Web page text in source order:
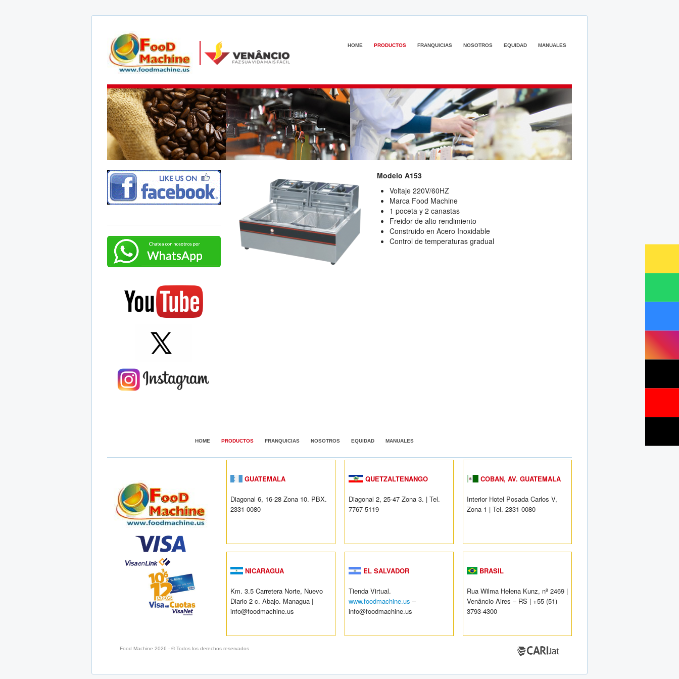
HOME PRODUCTOS FRANQUICIAS NOSOTROS EQUIDAD MANUALES
Modelo A153
Voltaje 220V/60HZ
Marca Food Machine
1 poceta y 2 canastas
Freidor de alto rendimiento
Construido en Acero Inoxidable
Control de temperaturas gradual
HOME PRODUCTOS FRANQUICIAS NOSOTROS EQUIDAD MANUALES
GUATEMALA
Diagonal 6, 16-28 Zona 10. PBX.
2331-0080
QUETZALTENANGO
Diagonal 2, 25-47 Zona 3. | Tel.
7767-5119
COBAN, AV. GUATEMALA
Interior Hotel Posada Carlos V,
Zona 1 | Tel. 2331-0080
NICARAGUA
Km. 3.5 Carretera Norte, Nuevo
Diario 2 c. Abajo. Managua |
info@foodmachine.us
EL SALVADOR
Tienda Virtual.
www.foodmachine.us –
info@foodmachine.us
BRASIL
Rua Wilma Helena Kunz, nº 2469 |
Venâncio Aires – RS | +55 (51)
3793-4300
Food Machine 2026 - © Todos los derechos reservados